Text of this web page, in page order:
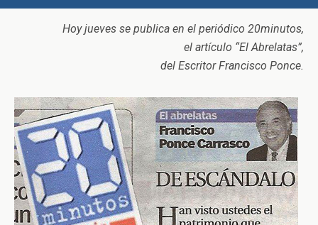
Hoy jueves se publica en el periódico 20minutos,
el artículo “El Abrelatas”,
del Escritor Francisco Ponce.